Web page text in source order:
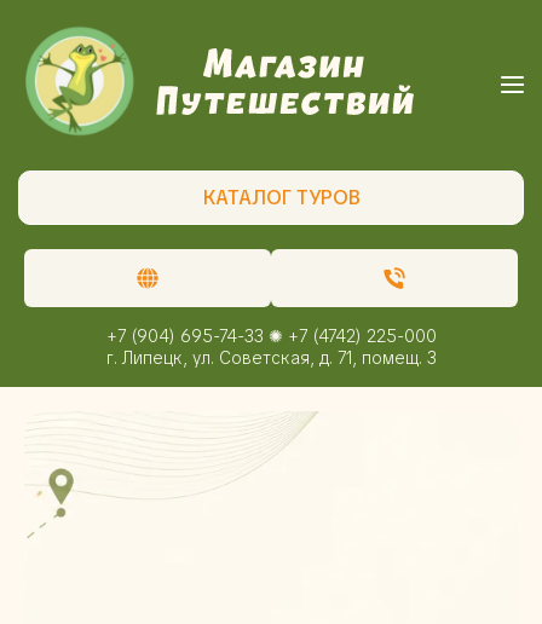
КАТАЛОГ ТУРОВ
+7 (904) 695-74-33 ✺ +7 (4742) 225-000
г. Липецк, ул. Советская, д. 71, помещ. 3